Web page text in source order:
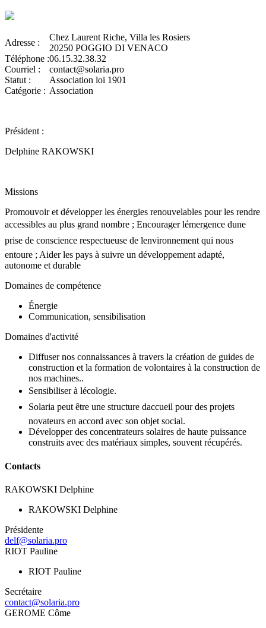
Adresse :
Chez Laurent Riche, Villa les Rosiers
20250 POGGIO DI VENACO
Téléphone :06.15.32.38.32
Courriel :
contact@solaria.pro
Statut :
Association loi 1901
Catégorie : Association
Président :
Delphine RAKOWSKI
Missions
Promouvoir et développer les énergies renouvelables pour les rendre
accessibles au plus grand nombre ; Encourager lémergence dune
prise de conscience respectueuse de lenvironnement qui nous
entoure ; Aider les pays à suivre un développement adapté,
autonome et durable
Domaines de compétence
Énergie
Communication, sensibilisation
Domaines d'activité
Diffuser nos connaissances à travers la création de guides de
construction et la formation de volontaires à la construction de
nos machines..
Sensibiliser à lécologie.
Solaria peut être une structure daccueil pour des projets
novateurs en accord avec son objet social.
Développer des concentrateurs solaires de haute puissance
construits avec des matériaux simples, souvent récupérés.
Contacts
RAKOWSKI Delphine
RAKOWSKI Delphine
Présidente
delf@solaria.pro
RIOT Pauline
RIOT Pauline
Secrétaire
contact@solaria.pro
GEROME Côme